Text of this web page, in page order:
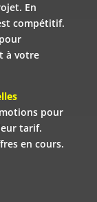
En
compétitif.
à votre
pour
tarif.
en cours.